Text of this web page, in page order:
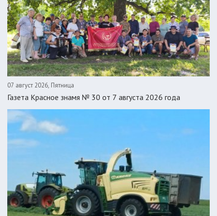
07 август 2026, Пятница
Газета Красное знамя № 30 от 7 августа 2026 года